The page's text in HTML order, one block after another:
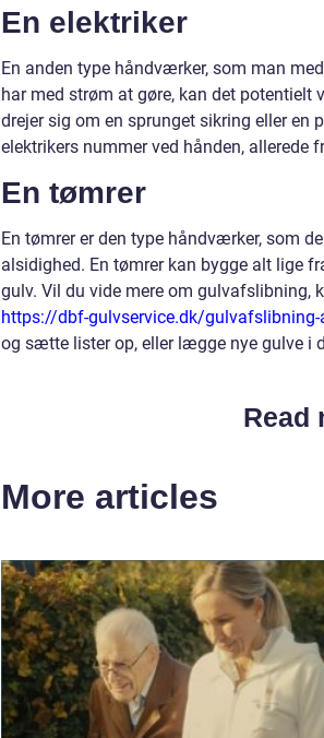
En elektriker
En anden type håndværker, som man
har med strøm at gøre, kan det
drejer sig om en sprunget sikring eller en
elektrikers nummer ved hånden, allerede
En tømrer
En tømrer er den type håndværker, som
alsidighed. En tømrer kan bygge alt lige
gulv. Vil du vide mere om gulvafslibning,
https://dbf-gulvservice.dk/
og sætte lister op, eller lægge nye gulve i
Read
More articles